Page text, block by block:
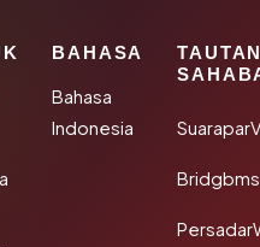
BAHASA
Bahasa
Indonesia